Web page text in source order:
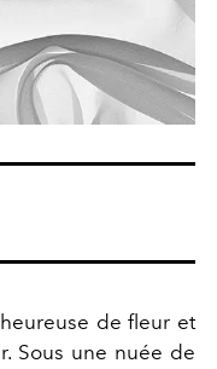
de fleur et
Sous une nuée de